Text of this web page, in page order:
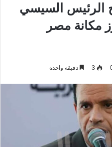
الرئيس السيسي
مكانة مصر
3 دقيقة واحدة